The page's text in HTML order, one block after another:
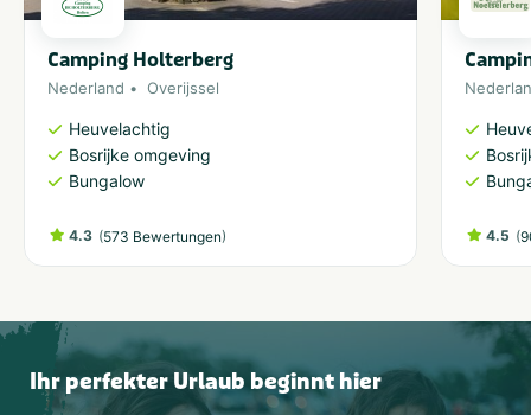
Camping Holterberg
Nederland Overijssel
Heuvelachtig
Bosrijke omgeving
Bungalow
4.3 (573 Bewertungen) 4.5 (
Ihr perfekter Urlaub beginnt hier